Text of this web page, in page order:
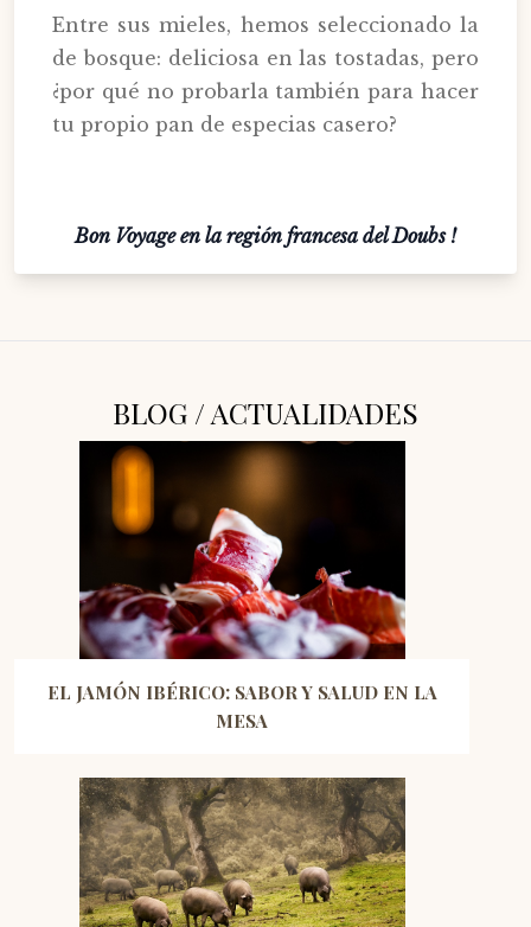
Entre sus mieles, hemos seleccionado la
de bosque: deliciosa en las tostadas, pero
¿por qué no probarla también para hacer
tu propio pan de especias casero?
Bon Voyage en la región francesa del Doubs !
BLOG / ACTUALIDADES
EL JAMÓN IBÉRICO: SABOR Y SALUD EN LA
MESA